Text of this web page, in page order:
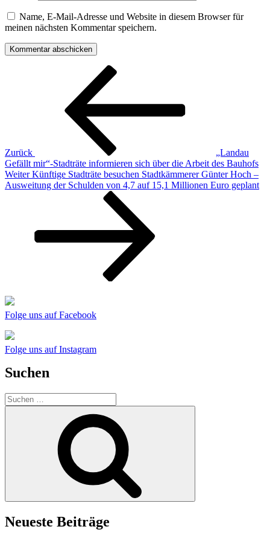
Name, E-Mail-Adresse und Website in diesem Browser für
meinen nächsten Kommentar speichern.
Beitragsnavigation
Zurück
„Landau
Gefällt mir“-Stadträte informieren sich über die Arbeit des Bauhofs
Nächster
Beitrag
Weiter Künftige Stadträte besuchen Stadtkämmerer Günter Hoch –
Ausweitung der Schulden von 4,7 auf 15,1 Millionen Euro geplant
Folge uns auf Facebook
Folge uns auf Instagram
Suchen
Suchen
nach:
Neueste Beiträge